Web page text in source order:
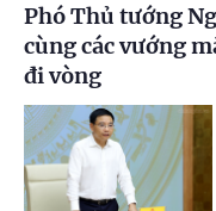
Phó Thủ tướng
cùng các vướng
đi vòng